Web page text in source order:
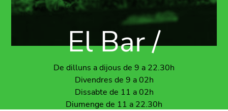
El Bar /
De dilluns a dijous de 9 a 22.30h
Divendres de 9 a 02h
Dissabte de 11 a 02h
Diumenge de 11 a 22.30h